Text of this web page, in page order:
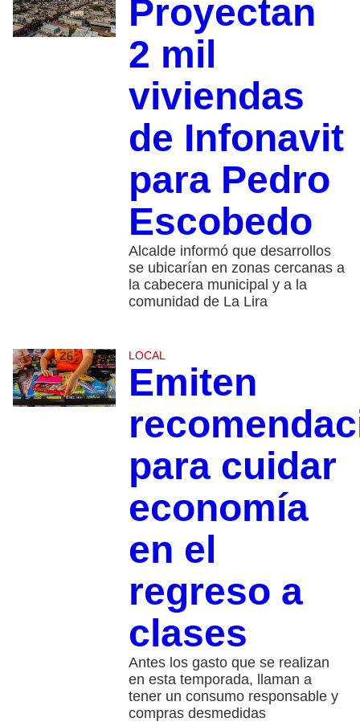
Proyectan
2 mil
viviendas
de Infonavit
para Pedro
Escobedo
Alcalde informó que desarrollos
se ubicarían en zonas cercanas a
la cabecera municipal y a la
comunidad de La Lira
LOCAL
Emiten
para cuidar
economía
en el
regreso a
clases
Antes los gasto que se realizan
en esta temporada, llaman a
tener un consumo responsable y
compras desmedidas